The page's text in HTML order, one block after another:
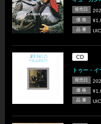
発売日
価 格
品 番
CD
トゥー・
発売日
価 格
品 番